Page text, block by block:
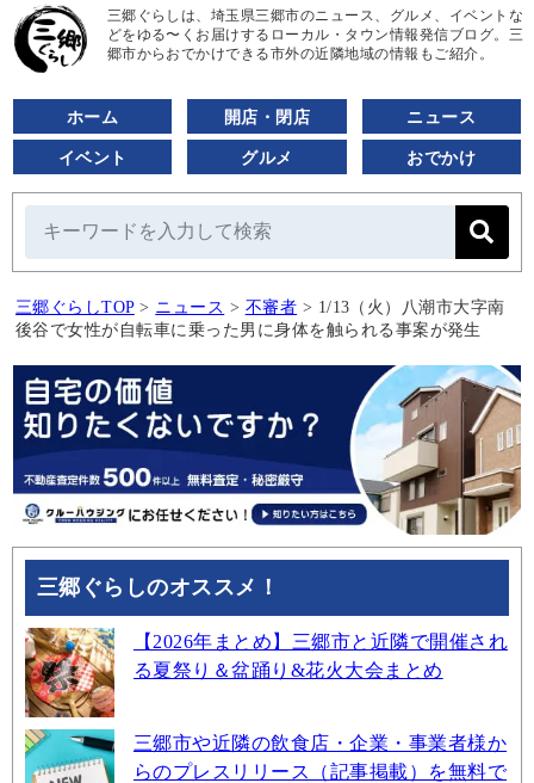
三郷ぐらしは、埼玉県三郷市のニュース、グルメ、イベントな
どをゆる〜くお届けするローカル・タウン情報発信ブログ。三
郷市からおでかけできる市外の近隣地域の情報もご紹介。
ホーム 開店・閉店 ニュース
イベント グルメ おでかけ
三郷ぐらしTOP > ニュース > 不審者 > 1/13（火）八潮市大字南
後谷で女性が自転車に乗った男に身体を触られる事案が発生
三郷ぐらしのオススメ！
【2026年まとめ】三郷市と近隣で開催され
る夏祭り＆盆踊り&花火大会まとめ
三郷市や近隣の飲食店・企業・事業者様か
らのプレスリリース（記事掲載）を無料で